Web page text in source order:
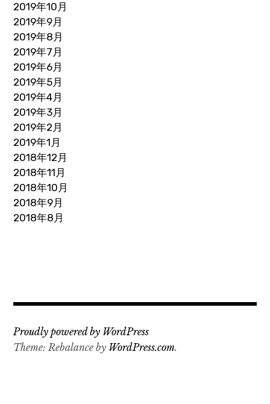
2019年10月
2019年9月
2019年8月
2019年7月
2019年6月
2019年5月
2019年4月
2019年3月
2019年2月
2019年1月
2018年12月
2018年11月
2018年10月
2018年9月
2018年8月
Proudly powered by WordPress
Theme: Rebalance by WordPress.com.